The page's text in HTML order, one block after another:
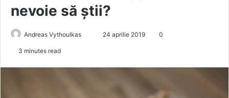
nevoie să știi?
Andreas Vythoulkas 24 aprilie 2019 0
3 minutes read